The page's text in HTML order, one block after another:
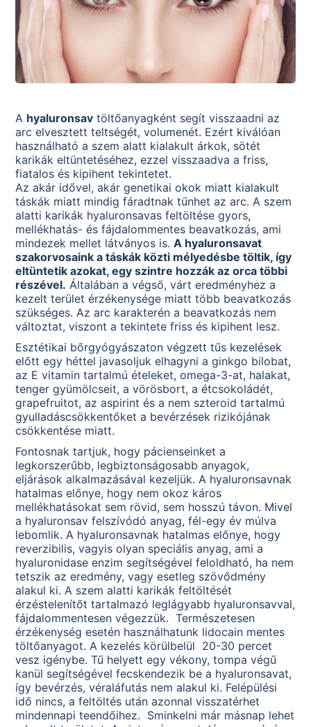
A hyaluronsav töltőanyagként segít visszaadni az
arc elvesztett teltségét, volumenét. Ezért kiválóan
használható a szem alatt kialakult árkok, sötét
karikák eltüntetéséhez, ezzel visszaadva a friss,
fiatalos és kipihent tekintetet.
Az akár idővel, akár genetikai okok miatt kialakult
táskák miatt mindig fáradtnak tűnhet az arc. A szem
alatti karikák hyaluronsavas feltöltése gyors,
mellékhatás- és fájdalommentes beavatkozás, ami
mindezek mellet látványos is.A hyaluronsavat
szakorvosaink a táskák közti mélyedésbe töltik, így
eltüntetik azokat, egy szintre hozzák az orca többi
részével. Általában a végső, várt eredményhez a
kezelt terület érzékenysége miatt több beavatkozás
szükséges. Az arc karakterén a beavatkozás nem
változtat, viszont a tekintete friss és kipihent lesz.
Esztétikai bőrgyógyászaton végzett tűs kezelések
előtt egy héttel javasoljuk elhagyni a ginkgo bilobat,
az E vitamin tartalmú ételeket, omega-3-at, halakat,
tenger gyümölcseit, a vörösbort, a étcsokoládét,
grapefruitot, az aspirint és a nem szteroid tartalmú
gyulladáscsökkentőket a bevérzések rizikójának
csökkentése miatt.
Fontosnak tartjuk, hogy pácienseinket a
legkorszerűbb, legbiztonságosabb anyagok,
eljárások alkalmazásával kezeljük. A hyaluronsavnak
hatalmas előnye, hogy nem okoz káros
mellékhatásokat sem rövid, sem hosszú távon. Mivel
a hyaluronsav felszívódó anyag, fél-egy év múlva
lebomlik. A hyaluronsavnak hatalmas előnye, hogy
reverzibilis, vagyis olyan speciális anyag, ami a
hyaluronidase enzim segítségével feloldható, ha nem
tetszik az eredmény, vagy esetleg szövődmény
alakul ki. A szem alatti karikák feltöltését
érzéstelenítőt tartalmazó leglágyabb hyaluronsavval,
fájdalommentesen végezzük. Természetesen
érzékenység esetén használhatunk lidocain mentes
töltőanyagot. A kezelés körülbelül 20-30 percet
vesz igénybe. Tű helyett egy vékony, tompa végű
kanül segítségével fecskendezik be a hyaluronsavat,
így bevérzés, véraláfutás nem alakul ki. Felépülési
idő nincs, a feltöltés után azonnal visszatérhet
mindennapi teendőihez. Sminkelni már másnap lehet